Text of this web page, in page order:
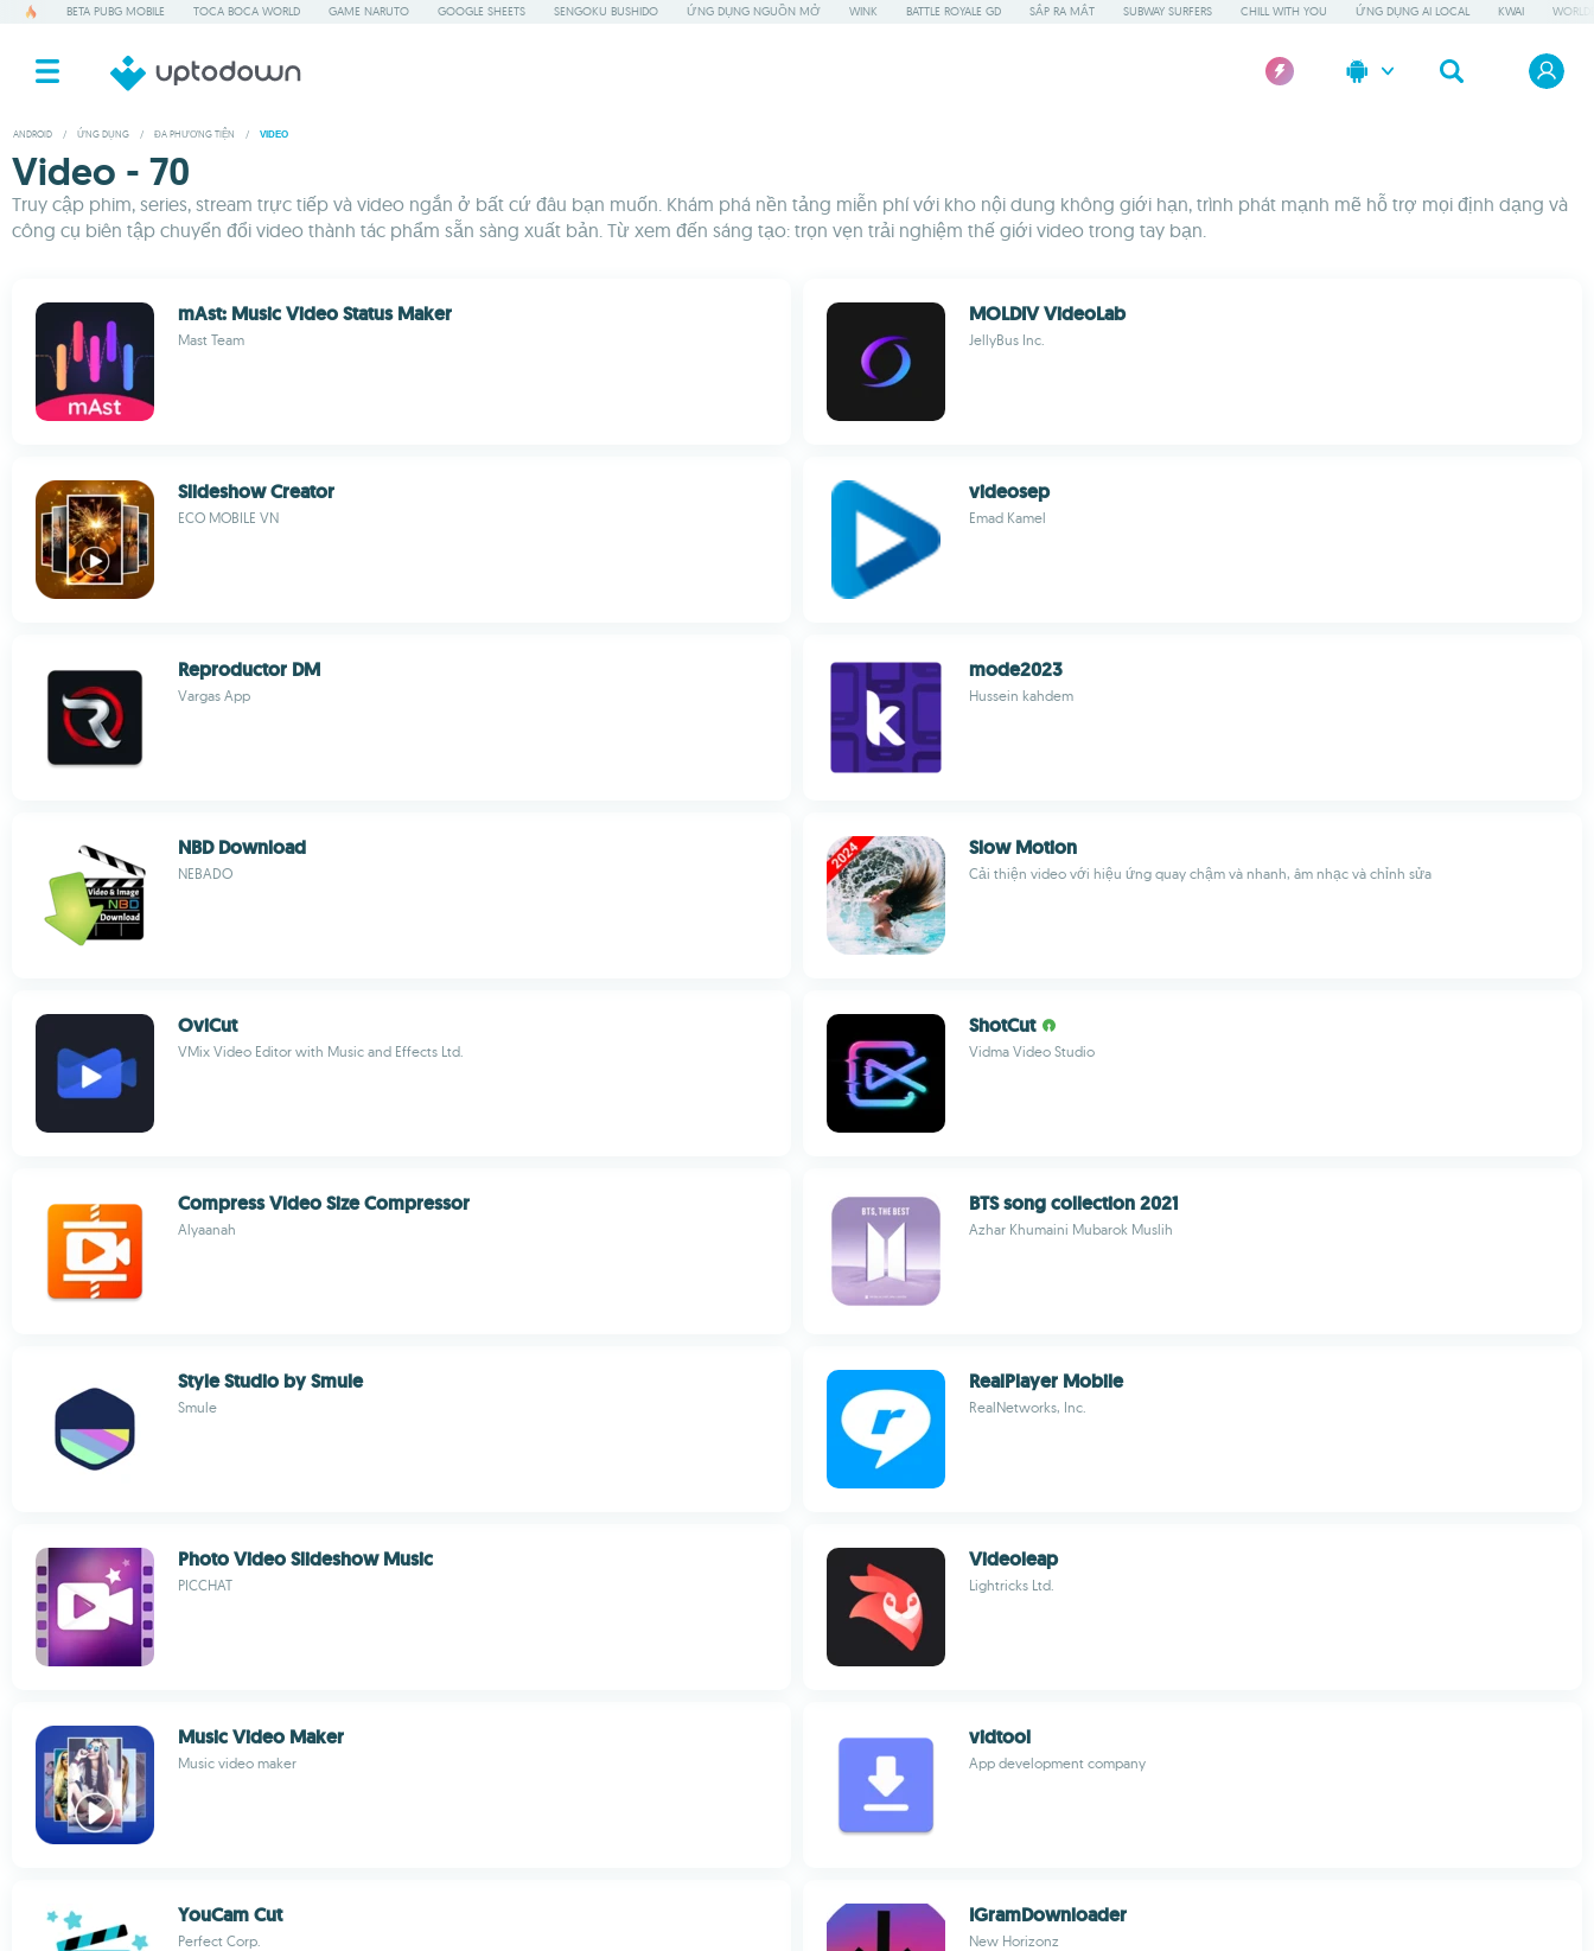
BETA PUBG MOBILE TOCA BOCA WORLD GAME NARUTO GOOGLE SHEETS SENGOKU BUSHIDO ỨNG DỤNG NGUỒN MỞ WINK BATTLE ROYALE GD SẮP RA MẮT SUBWAY SURFERS CHILL WITH YOU ỨNG DỤNG AI LOCAL KWAI
ANDROID / ỨNG DỤNG / ĐA PHƯƠNG TIỆN / VIDEO
Video - 70
Truy cập phim, series, stream trực tiếp và video ngắn ở bất cứ đâu bạn muốn. Khám phá nền tảng miễn phí với kho nội dung không giới hạn, trình phát mạnh mẽ hỗ trợ mọi định dạng và
công cụ biên tập chuyển đổi video thành tác phẩm sẵn sàng xuất bản. Từ xem đến sáng tạo: trọn vẹn trải nghiệm thế giới video trong tay bạn.
mAst: Music Video Status Maker
Mast Team
MOLDIV VideoLab
JellyBus Inc.
Slideshow Creator
ECO MOBILE VN
videosep
Emad Kamel
Reproductor DM
Vargas App
mode2023
Hussein kahdem
NBD Download
NEBADO
Slow Motion
Cải thiện video với hiệu ứng quay chậm và nhanh, âm nhạc và chỉnh sửa
OviCut
VMix Video Editor with Music and Effects Ltd.
ShotCut
Vidma Video Studio
Compress Video Size Compressor
Alyaanah
BTS song collection 2021
Azhar Khumaini Mubarok Muslih
Style Studio by Smule
Smule
RealPlayer Mobile
RealNetworks, Inc.
Photo Video Slideshow Music
PICCHAT
Videoleap
Lightricks Ltd.
Music Video Maker
Music video maker
vidtool
App development company
YouCam Cut
Perfect Corp.
IGramDownloader
New Horizonz